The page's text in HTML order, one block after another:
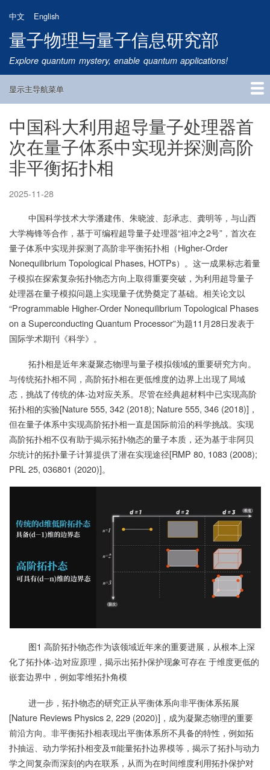
到
主
要
内
中文 English
量子物理与量子信息研究部
Explore quantum mystery, enable quantum applications!
Main
显示主导航菜单
首页
研究方向
量子卫星
团队成员
新闻动态
研究进展
学术报告
论文发表
公告通知
招生信息
相关链接
中国科大利用超导量子处理器首
次在量子体系中实现并探测高阶
非平衡拓扑相
2025-11-28
中国科学技术大学潘建伟、朱晓波、彭承志、龚明等，与山西
大学梅锋等合作，基于可编程超导量子处理器“祖冲之2号”，首次在
量子体系中实现并探测了高阶非平衡拓扑相（Higher-Order
Nonequilibrium Topological Phases, HOTPs）。这一成果标志着量
子模拟在探索复杂拓扑物态方向上取得重要突破，为利用超导量子
处理器在量子模拟问题上实现量子优势奠定了基础。相关论文以
“Programmable Higher-Order Nonequilibrium Topological Phases
on a Superconducting Quantum Processor”为题11月28日发表于
国际学术期刊《科学》。
拓扑相是近年来凝聚态物理与量子模拟领域的重要研究方向。
与传统拓扑相不同，高阶拓扑相在更低维度的边界上出现了局域
态，挑战了传统的体-边对应关系。尽管在经典超材料中已实现高阶
拓扑相的实验[Nature 555, 342 (2018); Nature 555, 346 (2018)]，
但在量子体系中实现高阶拓扑相一直是国际前沿的科学挑战。实现
高阶拓扑相不仅有助于揭示拓扑物态的量子本质，还为基于非阿贝
尔统计的拓扑量子计算提供了潜在实现途径[RMP 80, 1083 (2008);
PRL 25, 036801 (2020)]。
图1 高阶拓扑物态作为该领域近年来的重要进展，从根本上深
化了拓扑体-边对应原理，揭示出拓扑保护现象可存在 于维度更低的
嵌套边界中，例如零维拓扑角模
进一步，拓扑物态的研究正从平衡体系向非平衡体系拓展
[Nature Reviews Physics 2, 229 (2020)]，成为凝聚态物理的重要
前沿方向。非平衡拓扑相表现出平衡体系所不具备的特性，例如拓
扑抽运、动力学拓扑相变及π能量拓扑边界模等，揭示了拓扑与动力
学之间复杂而深刻的内在联系，从而为在时间维度利用拓扑保护对